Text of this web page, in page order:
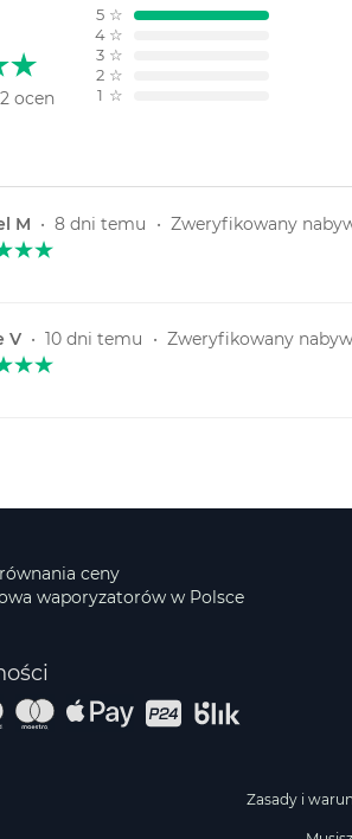
ocen
5 ☆
4 ☆
3 ☆
2 ☆
1 ☆
M • 8 dni temu • Zweryfikowany
V • 10 dni temu • Zweryfikowany
ceny
waporyzatorów w Polsce
Zasady i